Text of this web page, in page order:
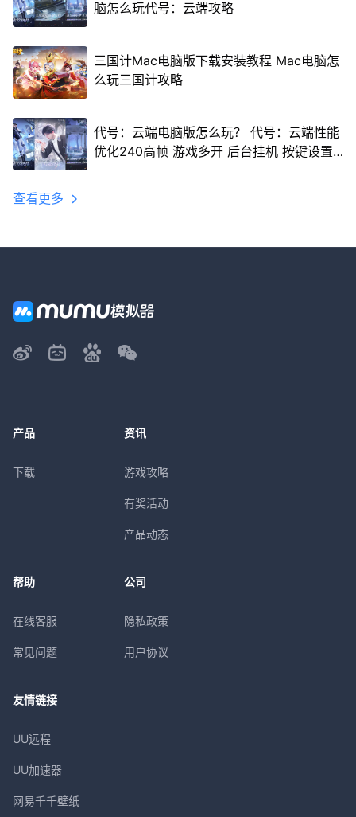
脑怎么玩代号：云端攻略
三国计Mac电脑版下载安装教程 Mac电脑怎
么玩三国计攻略
代号：云端电脑版怎么玩？ 代号：云端性能
优化240高帧 游戏多开 后台挂机 按键设置
查看更多
产品
下载
资讯
游戏攻略
有奖活动
产品动态
帮助
在线客服
常见问题
公司
隐私政策
用户协议
友情链接
UU远程
UU加速器
网易千千壁纸